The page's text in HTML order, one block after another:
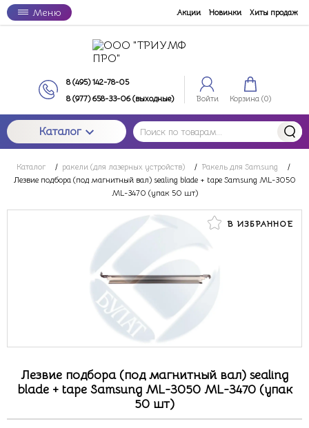
Меню Акции Новинки Хиты продаж
8 (495) 142-78-05
8 (977) 658-33-06 (выходные)
Войти Корзина (0)
Каталог
Каталог / ракели (для лазерных устройств) / Ракель для Samsung
/
Лезвие подбора (под магнитный вал) sealing blade + tape Samsung ML-3050
ML-3470 (упак 50 шт)
В ИЗБРАННОЕ
Лезвие подбора (под магнитный вал) sealing
blade + tape Samsung ML-3050 ML-3470 (упак
50 шт)